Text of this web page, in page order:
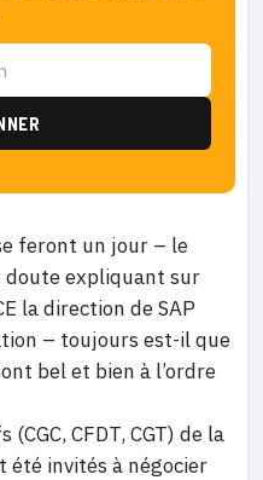
feront un jour – le
doute expliquant sur
la direction de SAP
– toujours est-il que
bel et bien à l’ordre
CFDT, CGT) de la
invités à négocier